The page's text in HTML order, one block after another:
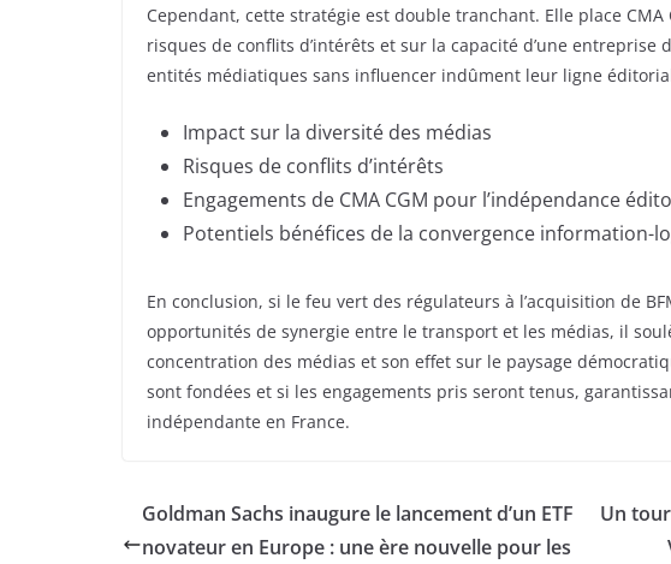
Cependant, cette stratégie est double tranchant. Elle place
risques de conflits d’intérêts et sur la capacité d’une
entités médiatiques sans influencer indûment leur ligne
Impact sur la diversité des médias
Risques de conflits d’intérêts
Engagements de CMA CGM pour l’indépendance
Potentiels bénéfices de la convergence information-
En conclusion, si le feu vert des régulateurs à l’acquisition de
opportunités de synergie entre le transport et les médias, il
concentration des médias et son effet sur le paysage
sont fondées et si les engagements pris seront tenus,
indépendante en France.
Goldman Sachs inaugure le lancement d’un ETF
novateur en Europe : une ère nouvelle pour les
Un